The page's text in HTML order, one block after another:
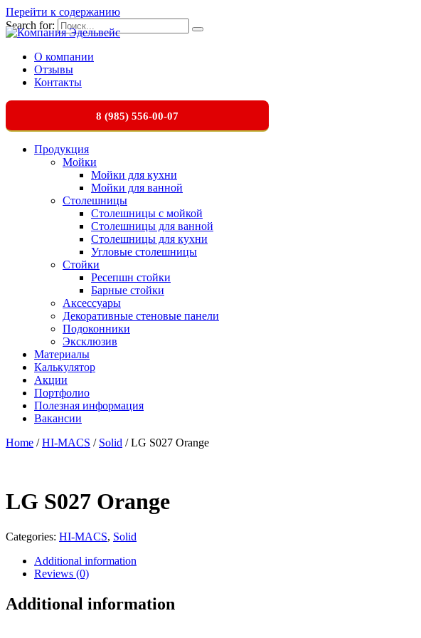
Перейти к содержанию
Search for:
О компании
Отзывы
Контакты
8 (985) 556-00-07
Продукция
Мойки
Мойки для кухни
Мойки для ванной
Столешницы
Столешницы с мойкой
Столешницы для ванной
Столешницы для кухни
Угловые столешницы
Стойки
Ресепшн стойки
Барные стойки
Аксессуары
Декоративные стеновые панели
Подоконники
Эксклюзив
Материалы
Калькулятор
Акции
Портфолио
Полезная информация
Вакансии
Home /HI-MACS / Solid / LG S027 Orange
LG S027 Orange
Categories: HI-MACS, Solid
Additional information
Reviews (0)
Additional information